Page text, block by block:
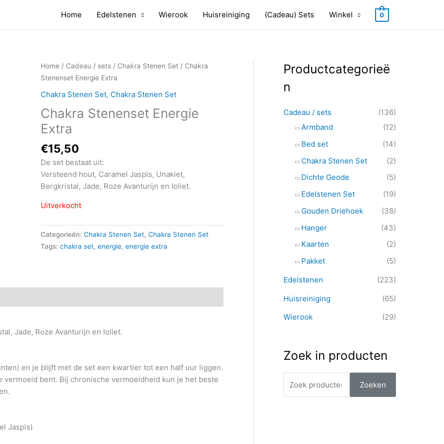
Home Edelstenen Wierook Huisreiniging (Cadeau) Sets Winkel 0
Home/ Cadeau / sets/ Chakra Stenen Set / Chakra
Stenenset Energie Extra
Chakra Stenen Set, Chakra Stenen Set
Chakra Stenenset Energie
Extra
€15,50
De set bestaat uit:
Versteend hout, Caramel Jaspis, Unakiet,
Bergkristal, Jade, Roze Avanturijn en Ioliet.
Uitverkocht
Categorieën: Chakra Stenen Set, Chakra Stenen Set
Tags: chakra set, energie, energie extra
Jade, Roze Avanturijn en Ioliet.
en je blijft met de set een kwartier tot een half uur liggen.
vermoeid bent. Bij chronische vermoeidheid kun je het beste
Jaspis)
Productcategorieë
n
Cadeau / sets
(136)
Armband
(12)
Bed set
(14)
Chakra Stenen Set
(2)
Dichte Geode
(5)
Edelstenen Set
(19)
Gouden Driehoek
(38)
Hanger
(43)
Kaarten
(2)
Pakket
(5)
Edelstenen
(223)
Huisreiniging
(65)
Wierook
(29)
Zoek in producten
Z
k
Zoeken